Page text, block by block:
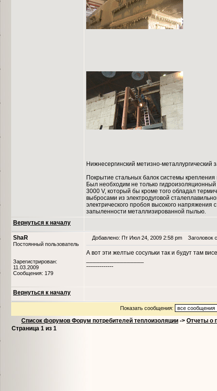
Нижнесергинский метизно-металлургический
Покрытие стальных балок системы крепления
Был необходим не только
3000 V, который бы кроме того обладал
выбросами из электродуговой
электрического пробоя высокого
запыленности металлизированной пылью.
Вернуться к началу
ShaR
Постоянный пользователь
Зарегистрирован:
11.03.2009
Сообщения: 179
Добавлено: Пт Июл 24, 2009 2:58 pm Заголовок
А вот эти желтые сосульки так и будут там
--------------
Вернуться к началу
Показать сообщения:
Список форумов Форум потребителей теплоизоляции -> Отчеты о
Страница 1 из 1